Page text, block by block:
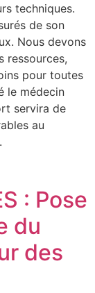
techniques.
de son
Nous devons
ressources,
pour toutes
le médecin
servira de
au
: Pose
du
des